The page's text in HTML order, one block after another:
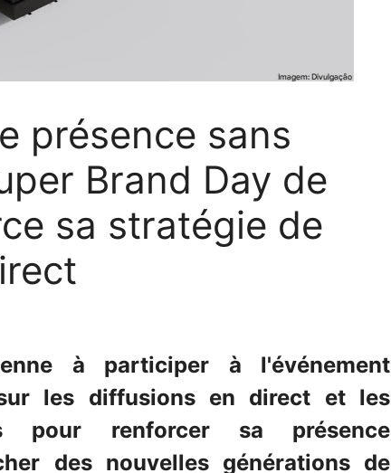
présence sans
Brand Day de
sa stratégie de
à participer à l'événement
les diffusions en direct et les
pour renforcer sa présence
des nouvelles générations de